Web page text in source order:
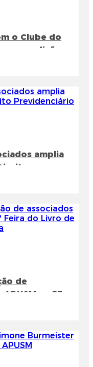
o Clube do
condições
amplia
de
na 53ª